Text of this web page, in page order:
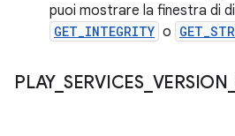
puoi mostrare la finestra di
GET_INTEGRITY o
PLAY_ SERVICES_ VERSION